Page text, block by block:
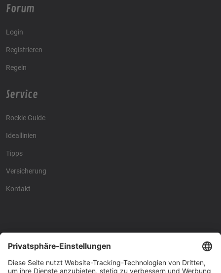
Forum
Login
Registrieren
Regeln
Service
Rockie Guide
Ideallinien
Tipps
Versicherung
Kontakt